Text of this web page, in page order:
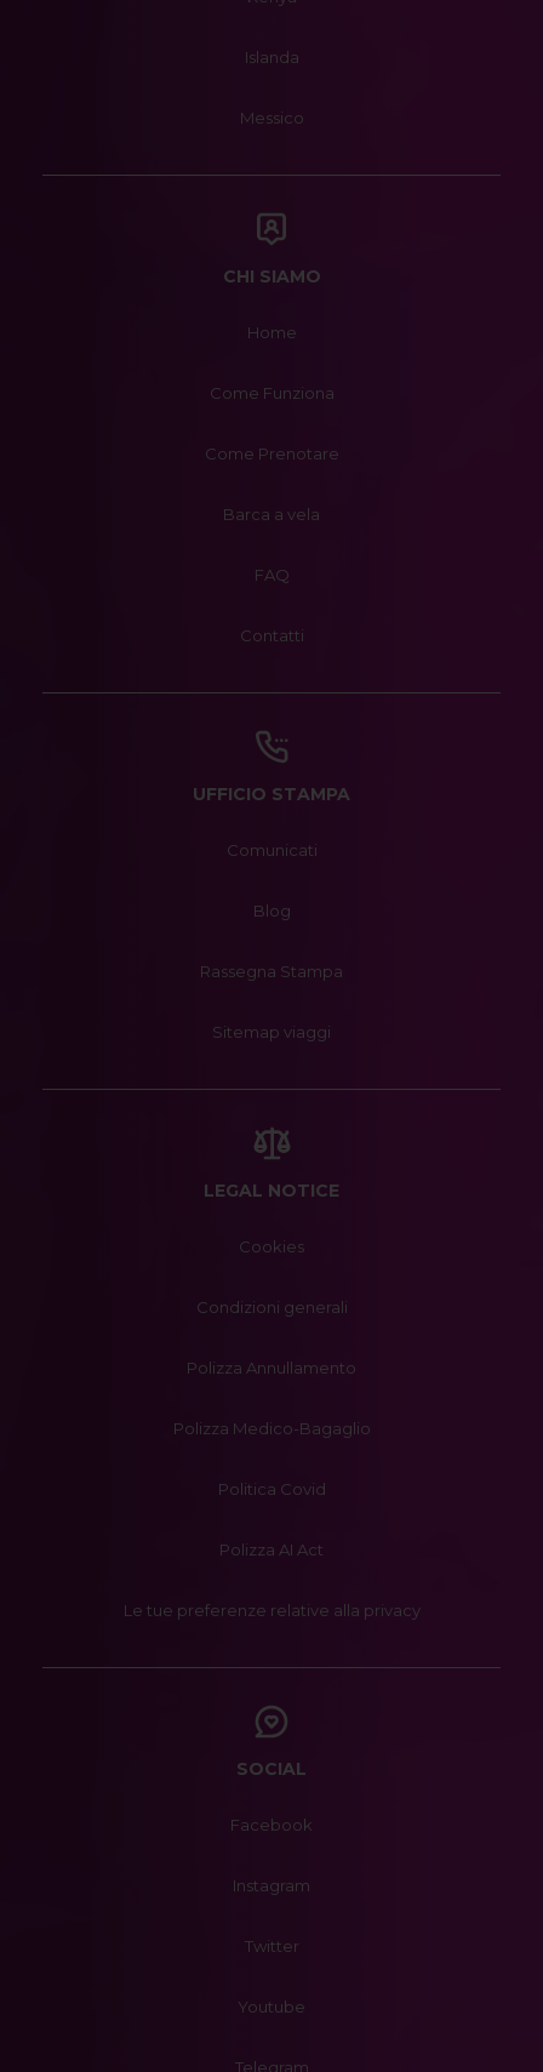
Islanda
Messico
CHI SIAMO
Home
Come Funziona
Come Prenotare
Barca a vela
FAQ
Contatti
UFFICIO STAMPA
Comunicati
Blog
Rassegna Stampa
Sitemap viaggi
LEGAL NOTICE
Cookies
Condizioni generali
Polizza Annullamento
Polizza Medico-Bagaglio
Politica Covid
Polizza AI Act
Le tue preferenze relative alla privacy
SOCIAL
Facebook
Instagram
Twitter
Youtube
Telegram